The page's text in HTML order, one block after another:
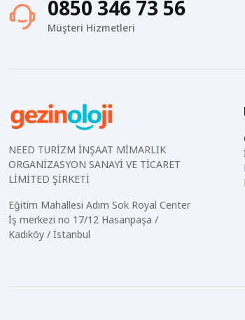
0850 346 73 56
Müşteri Hizmetleri
NEED TURİZM İNŞAAT MİMARLIK
ORGANİZASYON SANAYİ VE TİCARET
LİMİTED ŞİRKETİ
Eğitim Mahallesi Adım Sok Royal Center
İş merkezi no 17/12 Hasanpaşa /
Kadıköy / İstanbul